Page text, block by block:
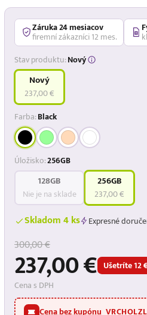
Záruka 24 mesiacov
firemní zákazníci 12 mes.
Stav produktu:Nový
Nový
237,00 €
Farba:Black
Úložisko:256GB
128GB
Nie je na sklade
256GB
237,00 €
Skladom 4 ks Expresné
300,00 €
237,00 € Ušetríte 12
Cena s DPH
Cena bez kupónu